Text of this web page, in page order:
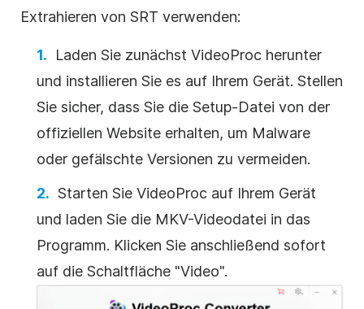
Extrahieren von SRT verwenden:
Laden Sie zunächst VideoProc herunter
und installieren Sie es auf Ihrem Gerät. Stellen
Sie sicher, dass Sie die Setup-Datei von der
offiziellen Website erhalten, um Malware
oder gefälschte Versionen zu vermeiden.
Starten Sie VideoProc auf Ihrem Gerät
und laden Sie die MKV-Videodatei in das
Programm. Klicken Sie anschließend sofort
auf die Schaltfläche "Video".